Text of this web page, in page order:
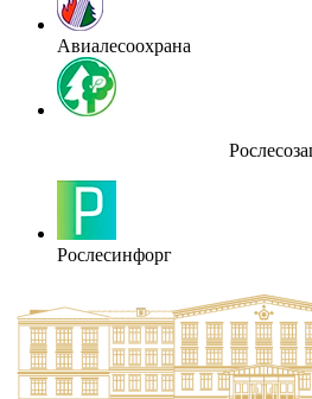
Авиалесоохрана
Рослесинфорг